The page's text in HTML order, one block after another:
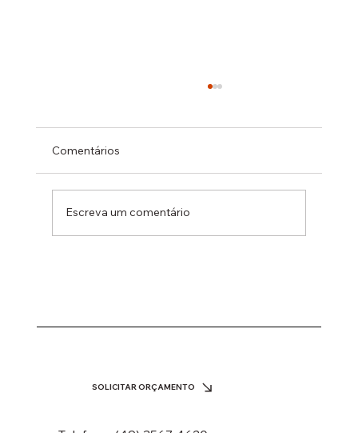
Comentários
Escreva um comentário
SOLICITAR ORÇAMENTO